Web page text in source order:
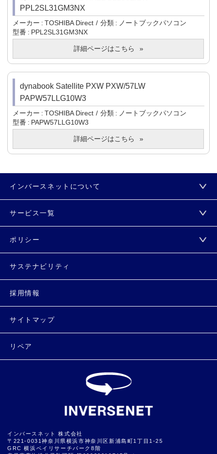
PPL2SL31GM3NX
メーカー TOSHIBA Direct 分類
ノートブックパソコン
型番
PPL2SL31GM3NX
詳細ページはこちら
dynabook Satellite PXW PXW/57LW
PAPW57LLG10W3
メーカー TOSHIBA Direct 分類
ノートブックパソコン
型番
PAPW57LLG10W3
詳細ページはこちら
インバースネットについて
サービス一覧
ポリシー
サステナビリティ
採用情報
サイトマップ
リペア
インバースネット 株式会社
〒221-0031神奈川県横浜市神奈川区新浦島町1丁目1-25
GRC 横浜ベイリサーチパーク8階